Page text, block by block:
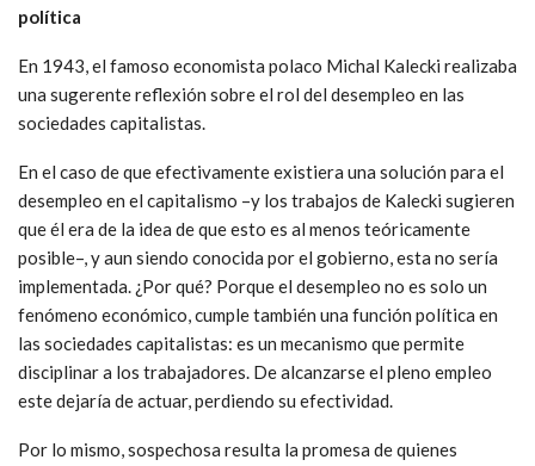
política
En 1943, el famoso economista polaco Michal Kalecki realizaba
una sugerente reflexión sobre el rol del desempleo en las
sociedades capitalistas.
En el caso de que efectivamente existiera una solución para el
desempleo en el capitalismo –y los trabajos de Kalecki sugieren
que él era de la idea de que esto es al menos teóricamente
posible–, y aun siendo conocida por el gobierno, esta no sería
implementada. ¿Por qué? Porque el desempleo no es solo un
fenómeno económico, cumple también una función política en
las sociedades capitalistas: es un mecanismo que permite
disciplinar a los trabajadores. De alcanzarse el pleno empleo
este dejaría de actuar, perdiendo su efectividad.
Por lo mismo, sospechosa resulta la promesa de quienes